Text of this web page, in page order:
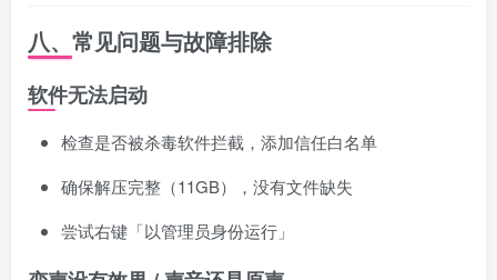
八、常见问题与故障排除
软件无法启动
检查是否被杀毒软件拦截，添加信任白名单
确保解压完整（11GB），没有文件缺失
尝试右键「以管理员身份运行」